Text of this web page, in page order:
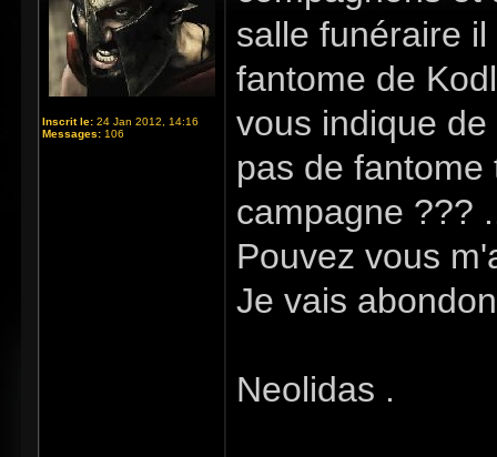
Inscrit le: 24 Jan 2012, 14:16
Messages: 106
salle funéraire
fantome de
vous indique
pas de
campagne ???
Pouvez vous
Je vais
Neolidas .